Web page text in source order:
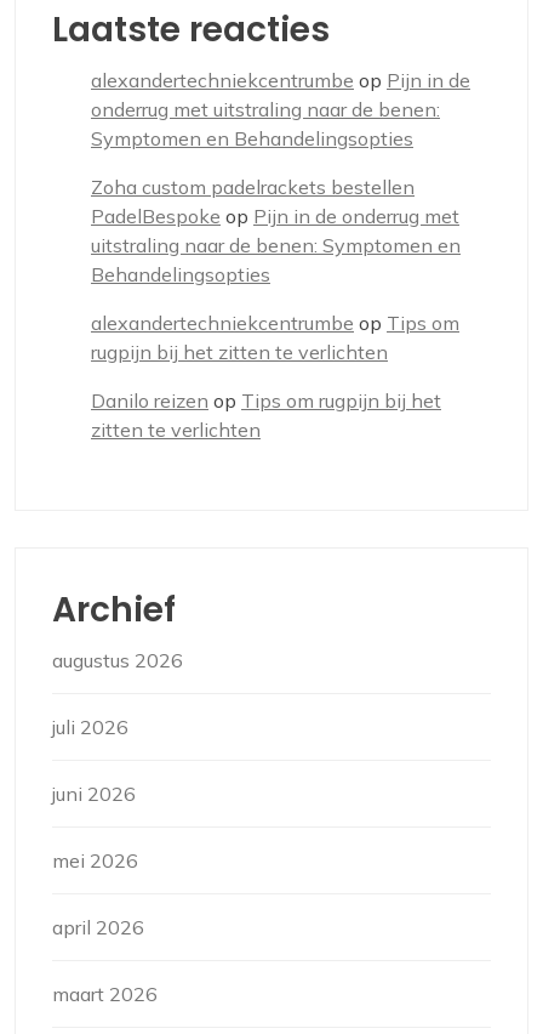
Laatste reacties
alexandertechniekcentrumbe op Pijn in de
onderrug met uitstraling naar de benen:
Symptomen en Behandelingsopties
Zoha custom padelrackets bestellen
PadelBespoke op Pijn in de onderrug met
uitstraling naar de benen: Symptomen en
Behandelingsopties
alexandertechniekcentrumbe op Tips om
rugpijn bij het zitten te verlichten
Danilo reizen op Tips om rugpijn bij het
zitten te verlichten
Archief
augustus 2026
juli 2026
juni 2026
mei 2026
april 2026
maart 2026